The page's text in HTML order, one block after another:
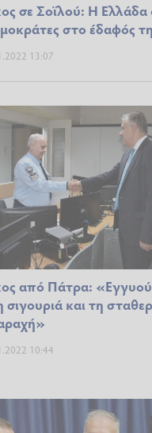
σε Σοϊλού: Η
στο έδαφός
13:07
από Πάτρα:
σιγουριά και τη
10:44